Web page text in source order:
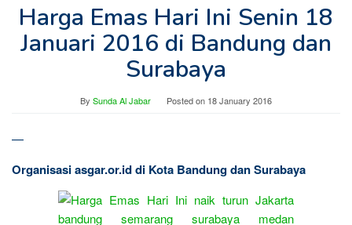
Harga Emas Hari Ini Senin 18
Januari 2016 di Bandung dan
Surabaya
By Sunda Al Jabar Posted on 18 January 2016
—
Organisasi asgar.or.id di Kota Bandung dan Surabaya